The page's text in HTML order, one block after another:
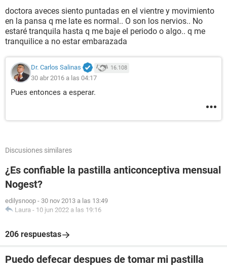
doctora aveces siento puntadas en el vientre y movimiento
en la pansa q me late es normal.. O son los nervios.. No
estaré tranquila hasta q me baje el periodo o algo.. q me
tranquilice a no estar embarazada
Dr. Carlos Salinas 16.108
30 abr 2016 a las 04:17
Pues entonces a esperar.
Discusiones similares
¿Es confiable la pastilla anticonceptiva mensual
Nogest?
edilysnoop - 30 nov 2013 a las 13:49
Laura - 10 jun 2022 a las 19:16
206 respuestas
Puedo defecar despues de tomar mi pastilla